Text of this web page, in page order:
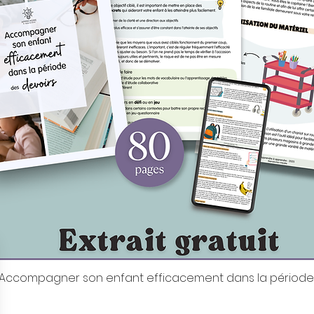
Aperçu rapide
son enfant efficacement dans la